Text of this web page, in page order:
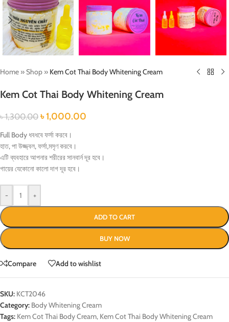
Home »Shop » Kem Cot Thai Body Whitening Cream
Kem Cot Thai Body Whitening Cream
৳1,300.00 ৳1,000.00
Full Body ধবধবে ফর্সা করবে।
হাত, পা উজ্জ্বল, ফর্সা,মসৃণ করবে।
এটি ব্যবহারে আপনার শরীরের সানবার্ন দূর হবে।
গায়ের যেকোনো কালো দাগ দূর হবে।
- +
ADD TO CART
BUY NOW
Compare Add to wishlist
SKU: KCT2046
Category: Body Whitening Cream
Tags: Kem Cot Thai Body Cream, Kem Cot Thai Body Whitening Cream